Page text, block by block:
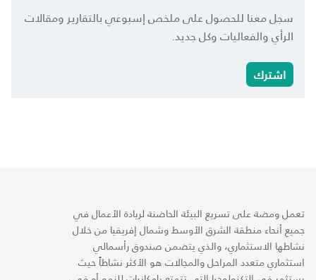
سجل معنا للحصول على ملخص إسبوعي بالتقارير ومقالات
الرأي والفعاليات وكل جديد.
اشترك
تعمل ومضة على تسريع البيئة الحاضنة لريادة الأعمال في
جميع أنحاء منطقة الشرق الأوسط وشمال إفريقيا من خلال
نشاطها الاستثماري، والذي يتضمن صندوق رأسمالي
استثماري متعدد المراحل والمجالات هو الأكثر نشاطاً حيث